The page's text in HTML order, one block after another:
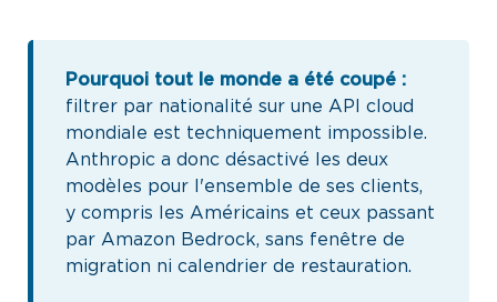
Pourquoi tout le monde a été coupé :
filtrer par nationalité sur une API cloud
mondiale est techniquement impossible.
Anthropic a donc désactivé les deux
modèles pour l'ensemble de ses clients,
y compris les Américains et ceux passant
par Amazon Bedrock, sans fenêtre de
migration ni calendrier de restauration.